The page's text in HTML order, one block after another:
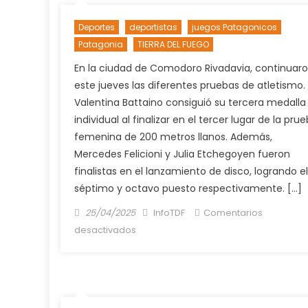
CALIFICADOS
Deportes deportistas
juegos Patagonicos
Patagonia
TIERRA DEL FUEGO
En la ciudad de Comodoro Rivadavia,
este jueves las diferentes pruebas de atletismo.
Valentina Battaino consiguió su tercera medalla
individual al finalizar en el tercer lugar de la
femenina de 200 metros llanos. Además,
Mercedes Felicioni y Julia Etchegoyen fueron
finalistas en el lanzamiento de disco, logrando el
séptimo y octavo puesto respectivamente. […]
Posted
on
25/04/2025 Author
InfoTDF
Comentarios
desactivadosen